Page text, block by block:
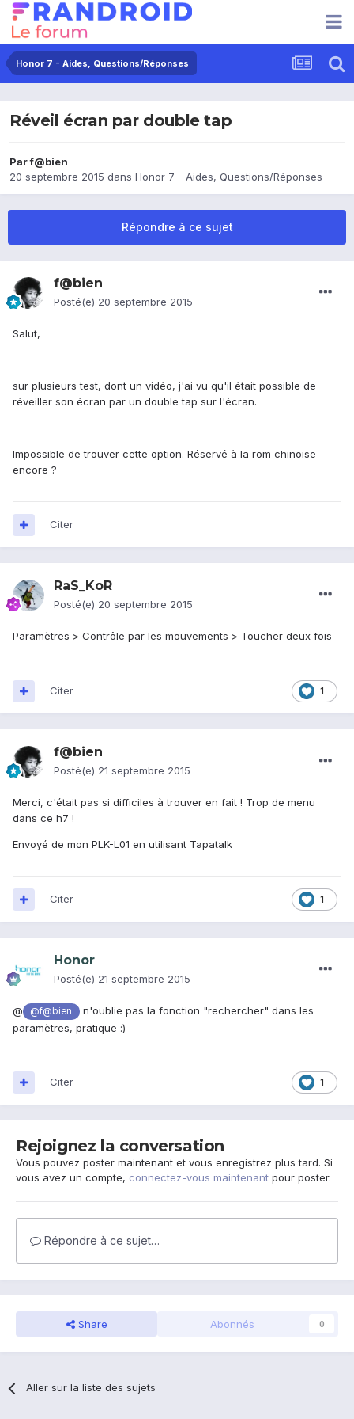
Honor 7 - Aides, Questions/Réponses
Réveil écran par double tap
Parf@bien
20 septembre 2015 dans Honor 7 - Aides, Questions/Réponses
Répondre à ce sujet
f@bien
Posté(e) 20 septembre 2015
Salut,
sur plusieurs test, dont un vidéo, j'ai vu qu'il était possible de
réveiller son écran par un double tap sur l'écran.
Impossible de trouver cette option. Réservé à la rom chinoise
encore ?
Citer
RaS_KoR
Posté(e) 20 septembre 2015
Paramètres > Contrôle par les mouvements > Toucher deux fois
1
Citer
f@bien
Posté(e) 21 septembre 2015
Merci, c'était pas si difficiles à trouver en fait ! Trop de menu
dans ce h7 !
Envoyé de mon PLK-L01 en utilisant Tapatalk
1
Citer
Honor
Posté(e) 21 septembre 2015
@ @f@bien
n'oublie pas la fonction "rechercher" dans les
paramètres, pratique :)
1
Citer
Rejoignez la conversation
Vous pouvez poster maintenant et vous enregistrez plus tard. Si
vous avez un compte, connectez-vous maintenant pour poster.
Répondre à ce sujet…
Share Abonnés 0
Aller sur la liste des sujets